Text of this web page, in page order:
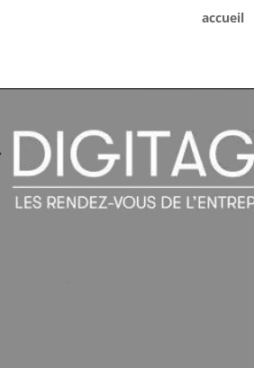
accueil